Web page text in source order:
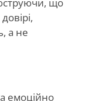
а не
емоційно